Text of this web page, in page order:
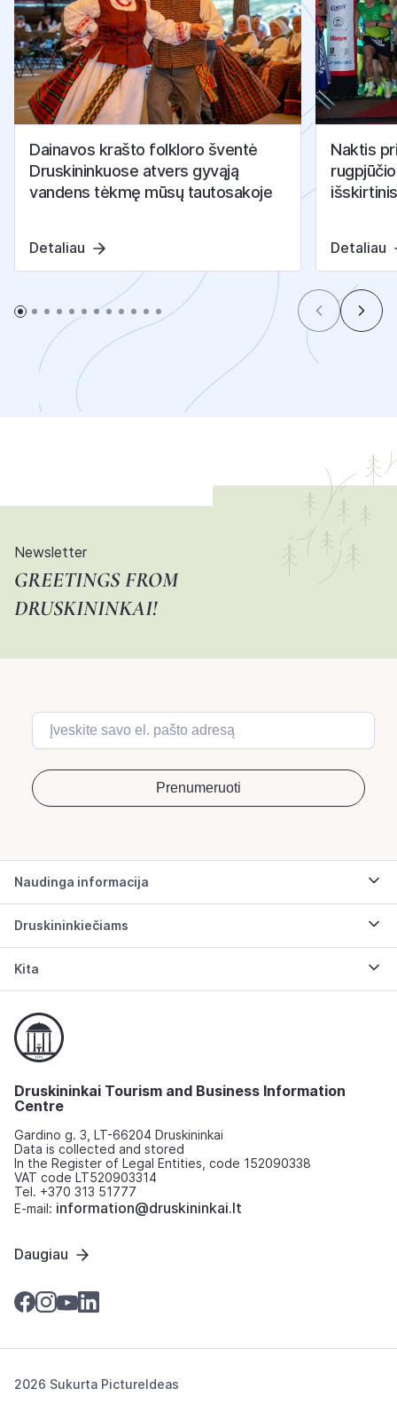
Dainavos krašto folkloro šventė
Druskininkuose atvers gyvąją
vandens tėkmę mūsų tautosakoje
Detaliau
Naktis
Detaliau
Newsletter
GREETINGS FROM
DRUSKININKAI!
Naudinga informacija
Druskininkiečiams
Kita
Druskininkai Tourism and Business Information
Centre
Gardino g. 3, LT-66204 Druskininkai
Data is collected and stored
In the Register of Legal Entities, code 152090338
VAT code LT520903314
Tel. +370 313 51777
E-mail: information@druskininkai.lt
Daugiau
2026 Sukurta PictureIdeas